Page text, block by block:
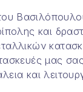
και
μας σας
και